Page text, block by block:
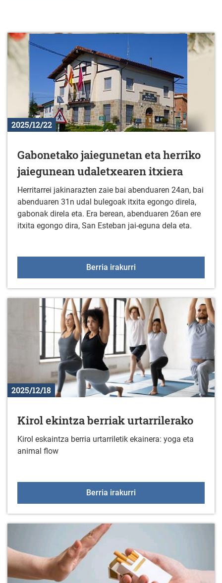
2025/12/22
Gabonetako jaiegunetan eta herriko
jaiegunean udaletxearen itxiera
Herritarrei jakinarazten zaie bai abenduaren 24an, bai
abenduaren 31n udal bulegoak itxita egongo direla,
gabonak direla eta. Era berean, abenduaren 26an ere
itxita egongo dira, San Esteban jai-eguna dela eta.
Berria irakurri
2025/12/18
Kirol ekintza berriak urtarrilerako
Kirol eskaintza berria urtarriletik ekainera: yoga eta
animal flow
Berria irakurri